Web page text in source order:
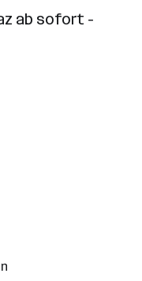
ab sofort -